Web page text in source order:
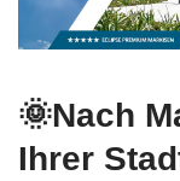
🌞Nach
Ihrer